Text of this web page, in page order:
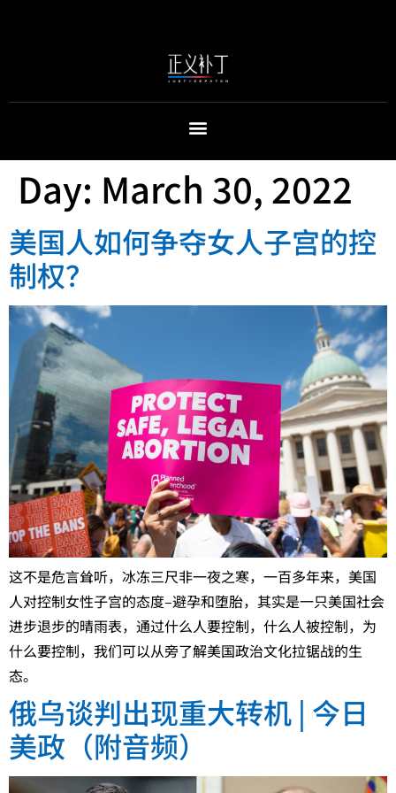
Day: March 30, 2022
美国人如何争夺女人子宫的控
制权？
这不是危言耸听，冰冻三尺非一夜之寒，一百多年来，美国
人对控制女性子宫的态度–避孕和堕胎，其实是一只美国社会
进步退步的晴雨表，通过什么人要控制，什么人被控制，为
什么要控制，我们可以从旁了解美国政治文化拉锯战的生
态。
俄乌谈判出现重大转机 | 今日
美政（附音频）